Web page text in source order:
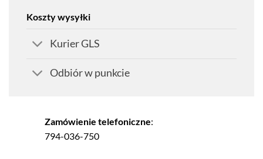
Koszty wysyłki
Kurier GLS
Odbiór w punkcie
Zamówienie telefoniczne:
794-036-750